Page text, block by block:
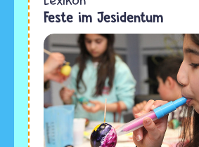
Feste im Jesidentum